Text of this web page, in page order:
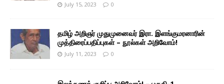
July 15, 2023 0
தமிழ் அறிஞர் முதுமுனைவர் இரா. இளங்குமரனாரின்
முத்திரைப்பதிப்புகள் – நூல்கள் அறிவோம்!
July 11, 2023 0